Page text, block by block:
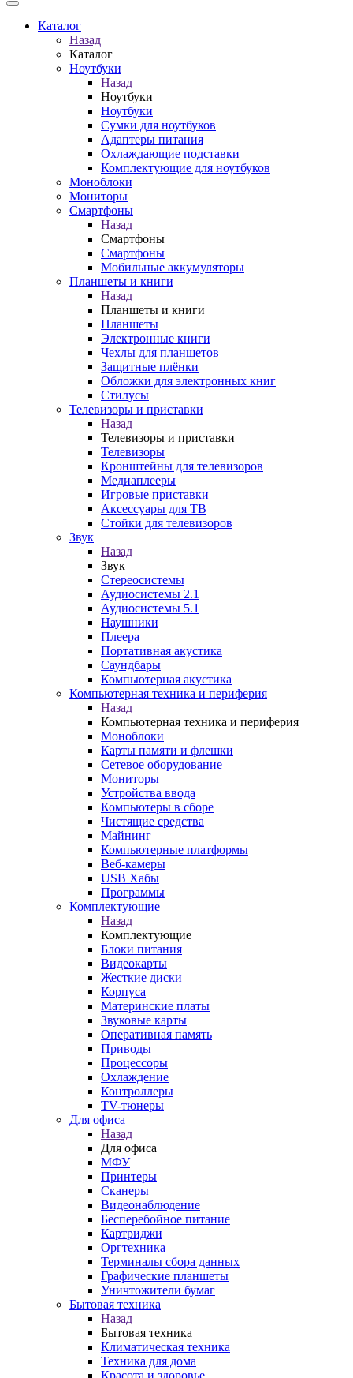
Каталог
Назад
Каталог
Ноутбуки
Назад
Ноутбуки
Ноутбуки
Сумки для ноутбуков
Адаптеры питания
Охлаждающие подставки
Комплектующие для ноутбуков
Моноблоки
Мониторы
Смартфоны
Назад
Смартфоны
Смартфоны
Мобильные аккумуляторы
Планшеты и книги
Назад
Планшеты и книги
Планшеты
Электронные книги
Чехлы для планшетов
Защитные плёнки
Обложки для электронных книг
Стилусы
Телевизоры и приставки
Назад
Телевизоры и приставки
Телевизоры
Кронштейны для телевизоров
Медиаплееры
Игровые приставки
Аксессуары для ТВ
Стойки для телевизоров
Звук
Назад
Звук
Стереосистемы
Аудиосистемы 2.1
Аудиосистемы 5.1
Наушники
Плеера
Портативная акустика
Саундбары
Компьютерная акустика
Компьютерная техника и периферия
Назад
Компьютерная техника и периферия
Моноблоки
Карты памяти и флешки
Сетевое оборудование
Мониторы
Устройства ввода
Компьютеры в сборе
Чистящие средства
Майнинг
Компьютерные платформы
Веб-камеры
USB Хабы
Программы
Комплектующие
Назад
Комплектующие
Блоки питания
Видеокарты
Жесткие диски
Корпуса
Материнские платы
Звуковые карты
Оперативная память
Приводы
Процессоры
Охлаждение
Контроллеры
TV-тюнеры
Для офиса
Назад
Для офиса
МФУ
Принтеры
Сканеры
Видеонаблюдение
Бесперебойное питание
Картриджи
Оргтехника
Терминалы сбора данных
Графические планшеты
Уничтожители бумаг
Бытовая техника
Назад
Бытовая техника
Климатическая техника
Техника для дома
Красота и здоровье